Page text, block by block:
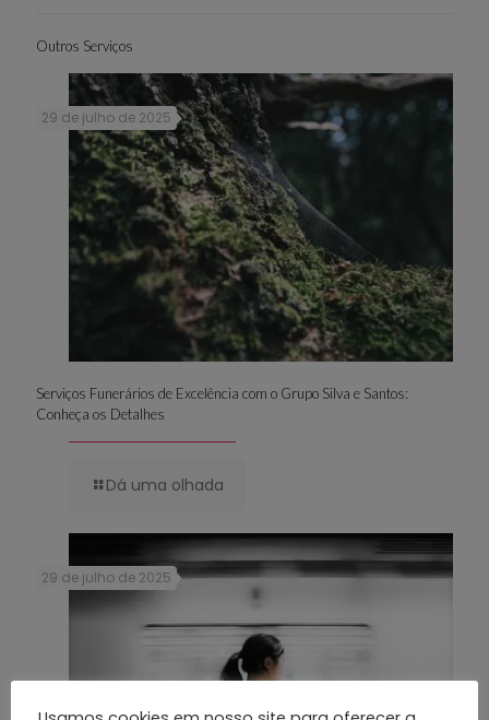
Outros Serviços
29 de julho de 2025
Serviços Funerários de Excelência com o Grupo Silva e Santos:
Conheça os Detalhes
Dá uma olhada
29 de julho de 2025